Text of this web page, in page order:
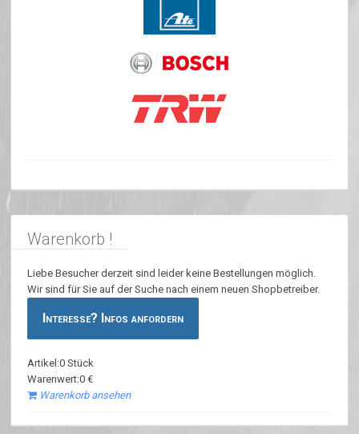
Warenkorb !
Liebe Besucher derzeit sind leider keine Bestellungen möglich.
Wir sind für Sie auf der Suche nach einem neuen Shopbetreiber.
Interesse? Infos anfordern
Artikel:0 Stück
Warenwert:0 €
Warenkorb ansehen